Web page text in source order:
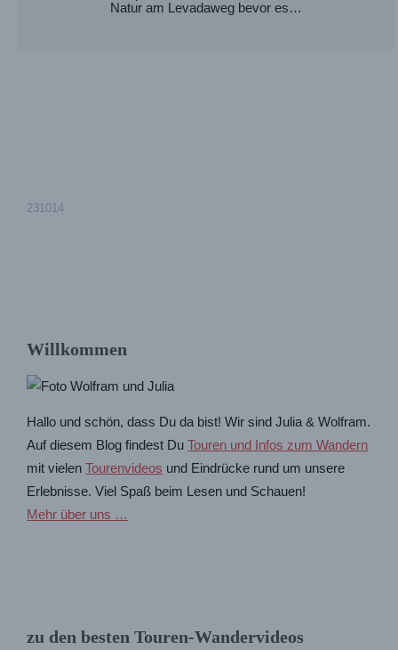
Willkommen
Hallo und schön, dass Du da bist! Wir sind Julia & Wolfram.
Auf diesem Blog findest DuTouren und Infos zum Wandern
mit vielenTourenvideos und Eindrücke rund um unsere
Erlebnisse. Viel Spaß beim Lesen und Schauen!
Mehr über uns …
zu den besten Touren-Wandervideos
Natur am Levadaweg bevor es…
231014